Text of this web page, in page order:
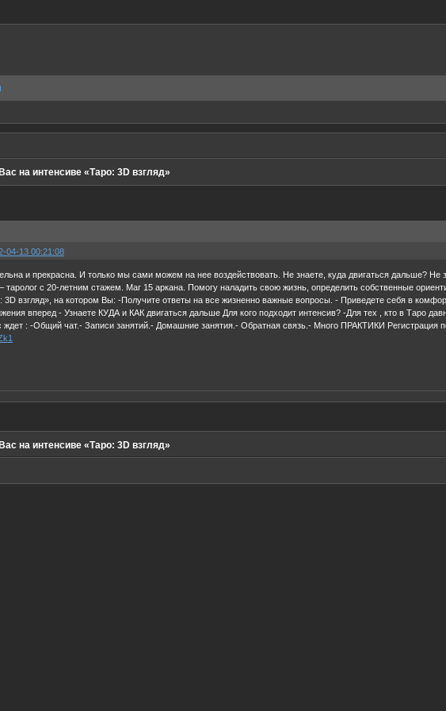
на интенсиве «Таро: 3D взгляд»
04-13 00:21:08
и прекрасна. И только мы сами можем на нее воздействовать. Не знаете, куда двигаться дальше? Не
таролог с 20-летним стажем. Маг 15 аркана. Помогу наладить свою жизнь, определить собственные
3D взгляд», на котором Вы: -Получите ответы на все жизненно важные вопросы. - Приведете себя в
вперед - Узнаете КУДА и КАК двигаться дальше Для кого подходит интенсив? -Для тех , кто в Таро
: -Общий чат.- Записи занятий.- Домашние занятия.- Обратная связь.- Много ПРАКТИКИ Регистрация
на интенсиве «Таро: 3D взгляд»